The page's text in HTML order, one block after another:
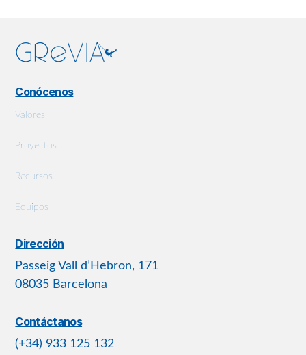
Conócenos
Valores
Proyectos
Recursos
Equipos
Dirección
Passeig Vall d’Hebron, 171
08035 Barcelona
Contáctanos
(+34) 933 125 132